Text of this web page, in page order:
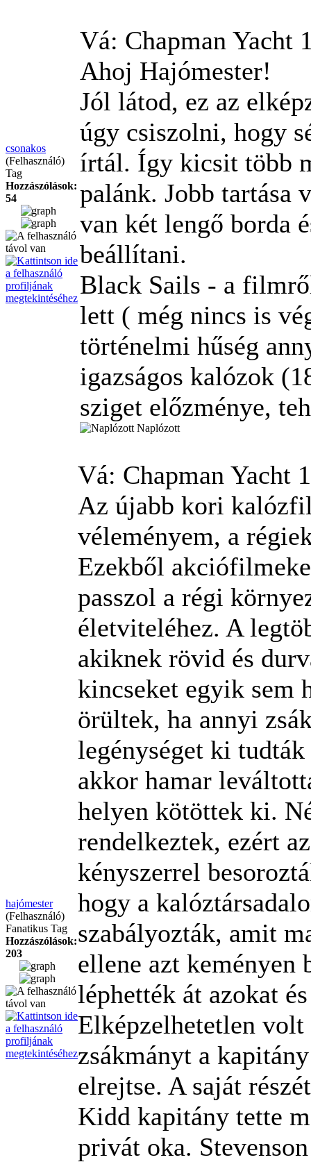
csonakos
(Felhasználó)
Tag
Hozzászólások:
54
Vá: Chapman Yacht
Ahoj Hajómester!
Jól látod, ez az
úgy csiszolni, hogy
írtál. Így kicsit több
palánk. Jobb tartása
van két lengő borda
beállítani.
Black Sails - a
lett ( még nincs is
történelmi hűség
igazságos kalózok
sziget előzménye,
Naplózott
hajómester
(Felhasználó)
Fanatikus Tag
Hozzászólások:
203
Vá: Chapman Yacht
Az újabb kori
véleményem, a
Ezekből
passzol a régi
életviteléhez. A
akiknek rövid és
kincseket egyik sem
örültek, ha annyi
legénységet ki
akkor hamar
helyen kötöttek ki.
rendelkeztek, ezért
kényszerrel
hogy a
szabályozták, amit
ellene azt keményen
léphették át azokat
Elképzelhetetlen volt
zsákmányt a
elrejtse. A saját
Kidd kapitány tette
privát oka.